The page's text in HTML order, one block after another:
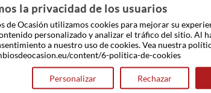
la privacidad de los usuarios
de Ocasión utilizamos cookies para mejorar su
personalizado y analizar el tráfico del sitio. Al
a nuestro uso de cookies. Vea nuestra
content/6-politica-de-cookies
Personalizar Rechazar